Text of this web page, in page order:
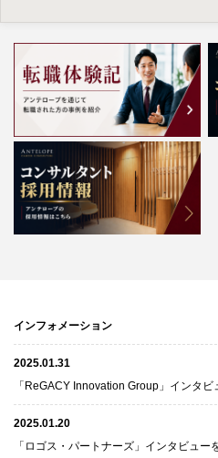
インフォメーション
2025.01.31
「ReGACY Innovation Group」インタ
2025.01.20
「ロゴス・パートナーズ」インタビュー